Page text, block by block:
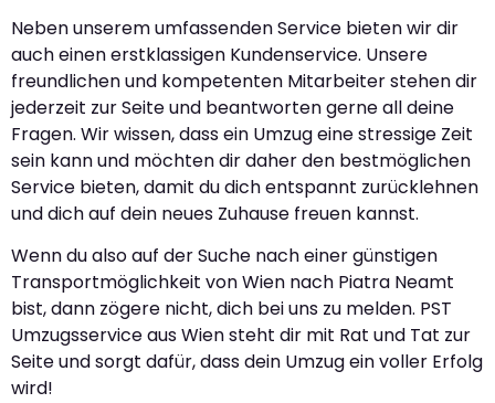
Neben unserem umfassenden Service bieten wir dir
auch einen erstklassigen Kundenservice. Unsere
freundlichen und kompetenten Mitarbeiter stehen dir
jederzeit zur Seite und beantworten gerne all deine
Fragen. Wir wissen, dass ein Umzug eine stressige Zeit
sein kann und möchten dir daher den bestmöglichen
Service bieten, damit du dich entspannt zurücklehnen
und dich auf dein neues Zuhause freuen kannst.
Wenn du also auf der Suche nach einer günstigen
Transportmöglichkeit von Wien nach Piatra Neamt
bist, dann zögere nicht, dich bei uns zu melden. PST
Umzugsservice aus Wien steht dir mit Rat und Tat zur
Seite und sorgt dafür, dass dein Umzug ein voller Erfolg
wird!